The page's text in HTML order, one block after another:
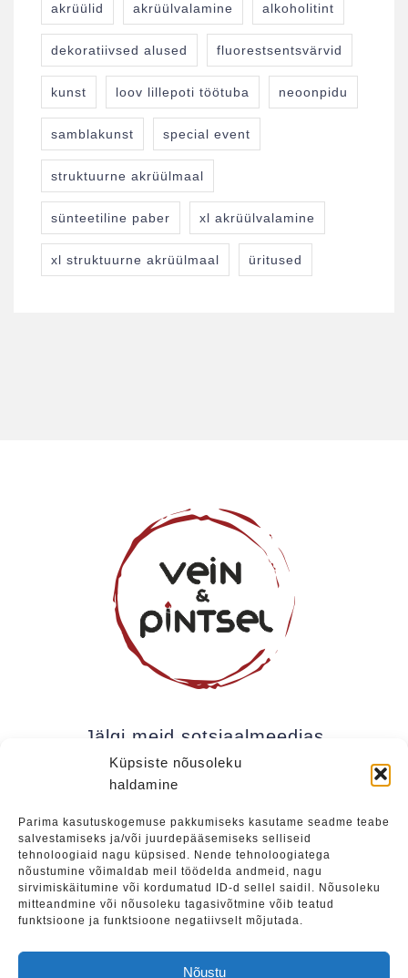
Küpsiste nõusoleku
haldamine
Parima kasutuskogemuse pakkumiseks kasutame seadme teabe
salvestamiseks ja/või juurdepääsemiseks selliseid
tehnoloogiaid nagu küpsised. Nende tehnoloogiatega
nõustumine võimaldab meil töödelda andmeid, nagu
sirvimiskäitumine või kordumatud ID-d sellel saidil. Nõusoleku
mitteandmine või nõusoleku tagasivõtmine võib teatud
funktsioone ja funktsioone negatiivselt mõjutada.
Nõustu
akrüülid akrüülvalamine alkoholitint
dekoratiivsed alused fluorestsentsvärvid
kunst loov lillepoti töötuba neoonpidu
samblakunst special event
struktuurne akrüülmaal
sünteetiline paber xl akrüülvalamine
xl struktuurne akrüülmaal üritused
Jälgi meid sotsiaalmeedias
Kui soovite olla kursis meie uudistega (uued
üritused, eripakkumised jne), soovitame liituda
meie uudiskirjaga.